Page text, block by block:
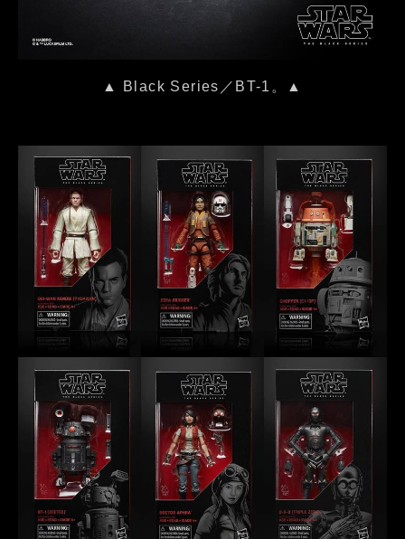
▲ Black Series／BT-1。▲